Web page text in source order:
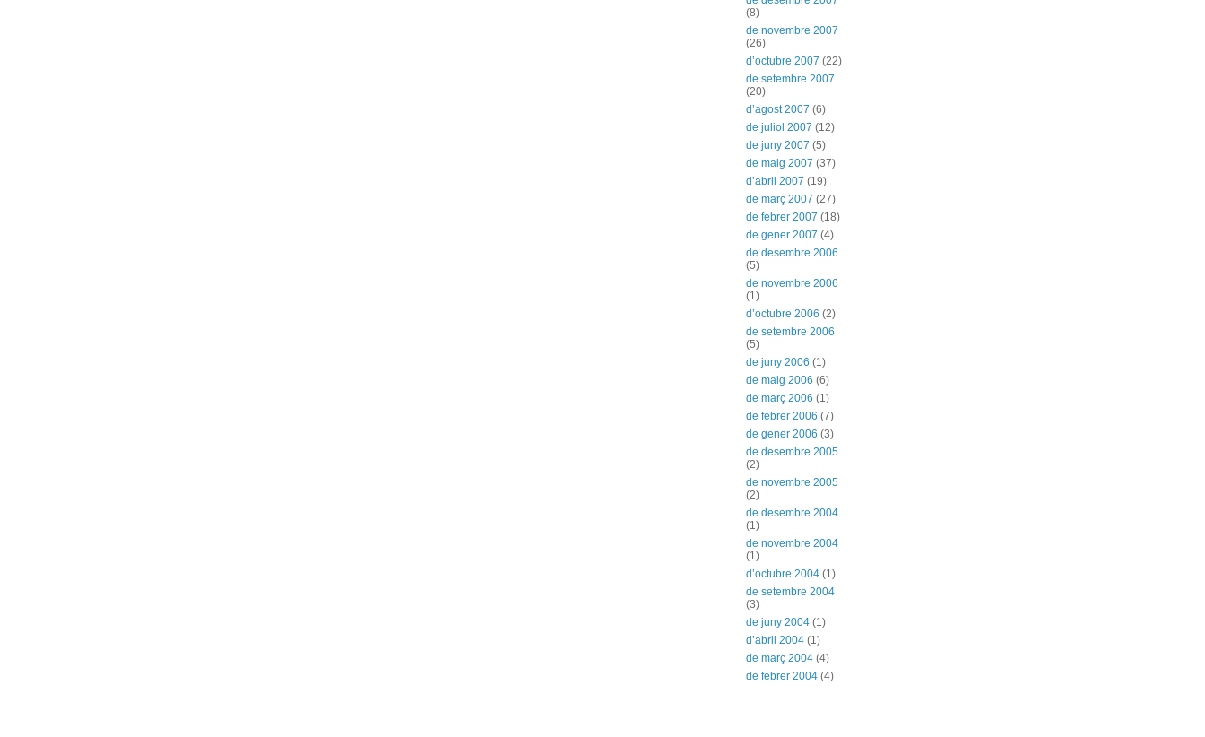
(8)
de novembre 2007
(26)
d’octubre 2007 (22)
de setembre 2007
(20)
d’agost 2007 (6)
de juliol 2007 (12)
de juny 2007 (5)
de maig 2007 (37)
d’abril 2007 (19)
de març 2007 (27)
de febrer 2007 (18)
de gener 2007 (4)
de desembre 2006
(5)
de novembre 2006
(1)
d’octubre 2006 (2)
de setembre 2006
(5)
de juny 2006 (1)
de maig 2006 (6)
de març 2006 (1)
de febrer 2006 (7)
de gener 2006 (3)
de desembre 2005
(2)
de novembre 2005
(2)
de desembre 2004
(1)
de novembre 2004
(1)
d’octubre 2004 (1)
de setembre 2004
(3)
de juny 2004 (1)
d’abril 2004 (1)
de març 2004 (4)
de febrer 2004 (4)